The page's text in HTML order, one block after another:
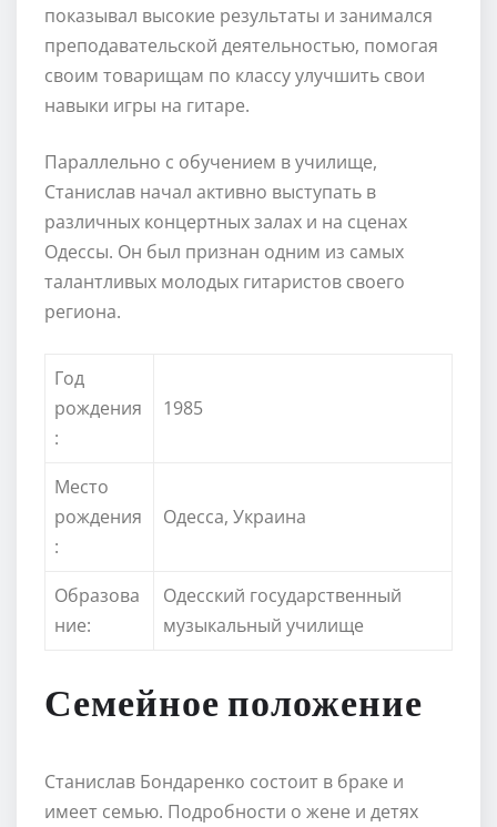
показывал высокие результаты и занимался
преподавательской деятельностью, помогая
своим товарищам по классу улучшить свои
навыки игры на гитаре.
Параллельно с обучением в училище,
Станислав начал активно выступать в
различных концертных залах и на сценах
Одессы. Он был признан одним из самых
талантливых молодых гитаристов своего
региона.
Год
рождения
:
1985
Место
рождения
:
Одесса, Украина
Образова
ние:
Одесский государственный
музыкальный училище
Семейное положение
Станислав Бондаренко состоит в браке и
имеет семью. Подробности о жене и детях